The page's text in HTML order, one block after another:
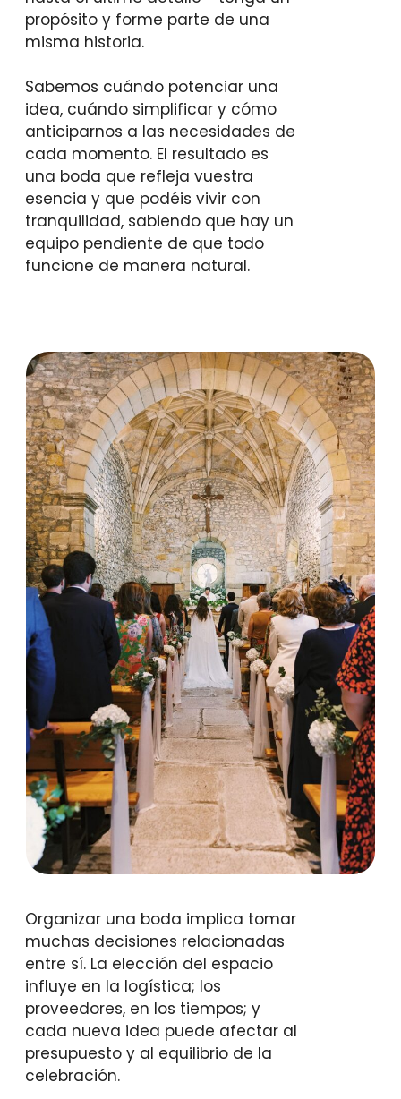
propósito y forme parte de una
misma historia.
Sabemos cuándo potenciar una
idea, cuándo simplificar y cómo
anticiparnos a las necesidades de
cada momento. El resultado es
una boda que refleja vuestra
esencia y que podéis vivir con
tranquilidad, sabiendo que hay un
equipo pendiente de que todo
funcione de manera natural.
Organizar una boda implica tomar
muchas decisiones relacionadas
entre sí. La elección del espacio
influye en la logística; los
proveedores, en los tiempos; y
cada nueva idea puede afectar al
presupuesto y al equilibrio de la
celebración.